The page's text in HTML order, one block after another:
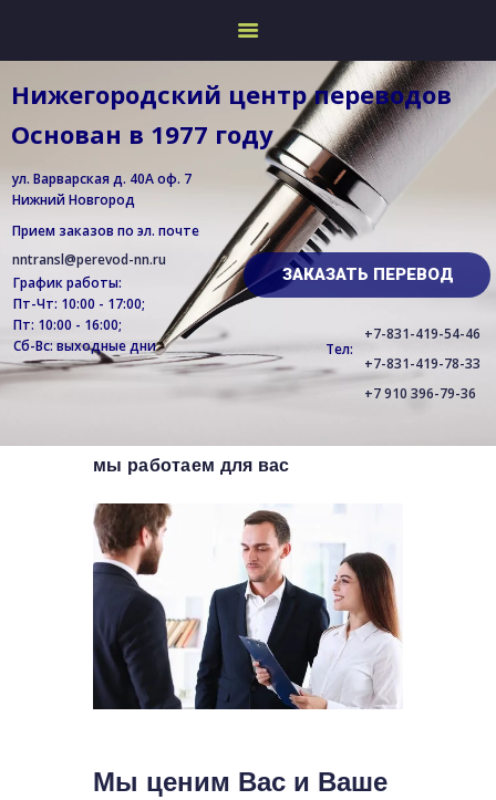
НИЖЕГОРОДСКИЙ ЦЕНТР
ПЕРЕВОДОВ
Бюро переводов в Нижнем Новгороде, срочный перевод иностранных
документов
О КОМПАНИИ
УСЛУГИ И ЦЕНЫ
ЯЗЫКИ
КОНТАКТЫ
ПАРТНЕРАМ
EN
Нижегородский центр переводов
Основан в 1977 году
+7-831-419-54-46
+7-831-419-78-33
+7 910 396-79-36
ул. Варварская д. 40А оф. 7
Нижний Новгород
Тел:
ЗАКАЗАТЬ ПЕРЕВОД
График работы:
Пт-Чт: 10:00 - 17:00;
Пт: 10:00 - 16:00;
Сб-Вс: выходные дни
Прием заказов по эл. почте
nntransl@perevod-nn.ru
мы работаем для вас
Мы ценим Вас и Ваше